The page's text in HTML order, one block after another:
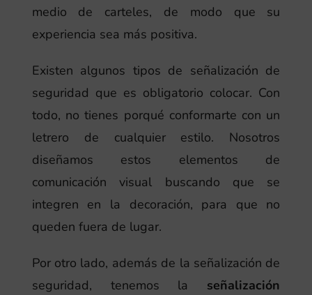
medio de carteles, de modo que su
experiencia sea más positiva.
Existen algunos tipos de señalización de
seguridad que es obligatorio colocar. Con
todo, no tienes porqué conformarte con un
letrero de cualquier estilo. Nosotros
diseñamos estos elementos de
comunicación visual buscando que se
integren en la decoración, para que no
queden fuera de lugar.
Por otro lado, además de la señalización de
seguridad, tenemos la señalización